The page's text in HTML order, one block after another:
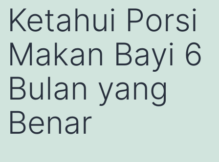
Ketahui Porsi
Makan Bayi 6
Bulan yang
Benar